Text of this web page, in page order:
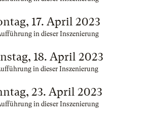
17. April 2023
in dieser Inszenierung
18. April 2023
in dieser Inszenierung
23. April 2023
in dieser Inszenierung